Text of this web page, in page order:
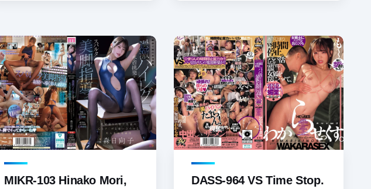
MIKR-103 Hinako Mori,
DASS-964 VS Time Stop.